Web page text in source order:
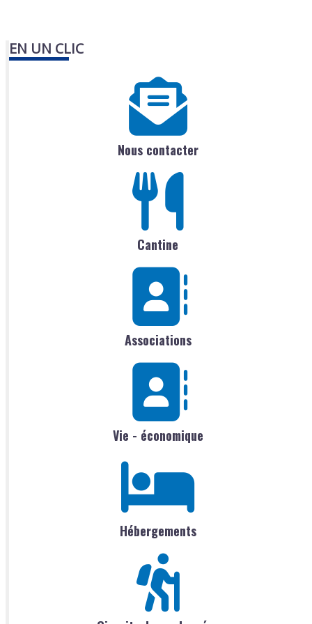
EN UN CLIC
Nous contacter
Cantine
Associations
Vie - économique
Hébergements